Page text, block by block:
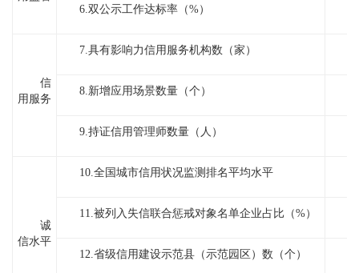
6.双公示工作达标率（%）
信
用服务
7.具有影响力信用服务机构数（家）
8.新增应用场景数量（个）
9.持证信用管理师数量（人）
诚
信水平
10.全国城市信用状况监测排名平均水平
11.被列入失信联合惩戒对象名单企业占比（%）
12.省级信用建设示范县（示范园区）数（个）